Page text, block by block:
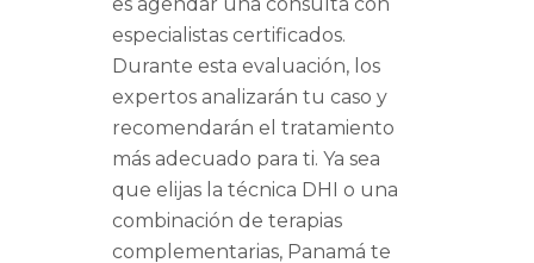
especialistas certificados.
Durante esta evaluación, los
expertos analizarán tu caso y
recomendarán el tratamiento
más adecuado para ti. Ya sea
que elijas la técnica DHI o una
combinación de terapias
complementarias, Panamá te